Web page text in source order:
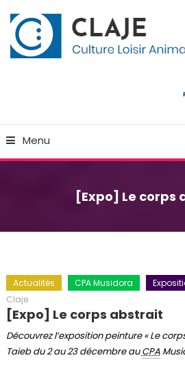
To
Content
Menu
[Expo] Le corps
Actualités CPA Musidora
Claje
[Expo] Le corps abstrait
Découvrez l’exposition peinture « Le
Taieb du 2 au 23 décembre auCPA